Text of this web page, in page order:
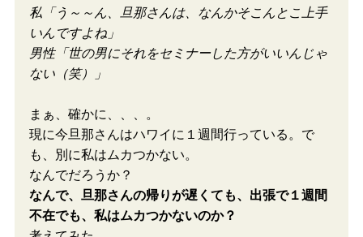
私「う～～ん、旦那さんは、なんかそこんとこ上手
いんですよね」
男性「世の男にそれをセミナーした方がいいんじゃ
ない（笑）」
まぁ、確かに、、、。
現に今旦那さんはハワイに１週間行っている。で
も、別に私はムカつかない。
なんでだろうか？
なんで、旦那さんの帰りが遅くても、出張で１週間
不在でも、私はムカつかないのか？